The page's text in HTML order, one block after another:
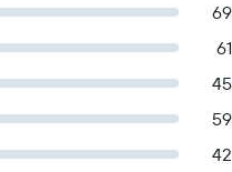
69
61
45
59
42